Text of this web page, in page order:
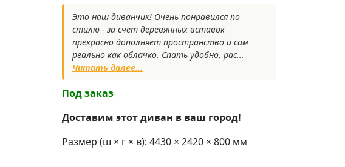
Это наш диванчик! Очень понравился по
стилю - за счет деревянных вставок
прекрасно дополняет пространство и сам
реально как облачко. Спать удобно, рас...
Читать далее...
Под заказ
Доставим этот диван в ваш город!
Размер (ш × г × в): 4430 × 2420 × 800 мм